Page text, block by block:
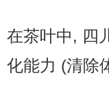
在茶叶中, 四
化能力 (清除